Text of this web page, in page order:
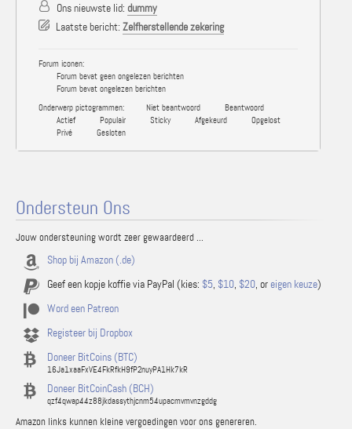
Ons nieuwste lid: dummy
Laatste bericht: Zelfherstellende zekering
Forum iconen:
Forum bevat geen ongelezen berichten
Forum bevat ongelezen berichten
Onderwerp pictogrammen:
Niet beantwoord
Beantwoord
Actief
Populair Sticky Afgekeurd
Opgelost
Privé
Gesloten
Ondersteun Ons
Jouw ondersteuning wordt zeer gewaardeerd ...
Shop bij Amazon (.de)
Geef een kopje koffie via PayPal (kies: $5, $10, $20, or eigen keuze)
Word een Patreon
Registeer bij Dropbox
Doneer BitCoins (BTC)
16Ja1xaaFxVE4FkRfkH9fP2nuyPA1Hk7kR
Doneer BitCoinCash (BCH)
qzf4qwap44z88jkdassythjcnm54upacmvmvnzgddg
Amazon links kunnen kleine vergoedingen voor ons genereren.